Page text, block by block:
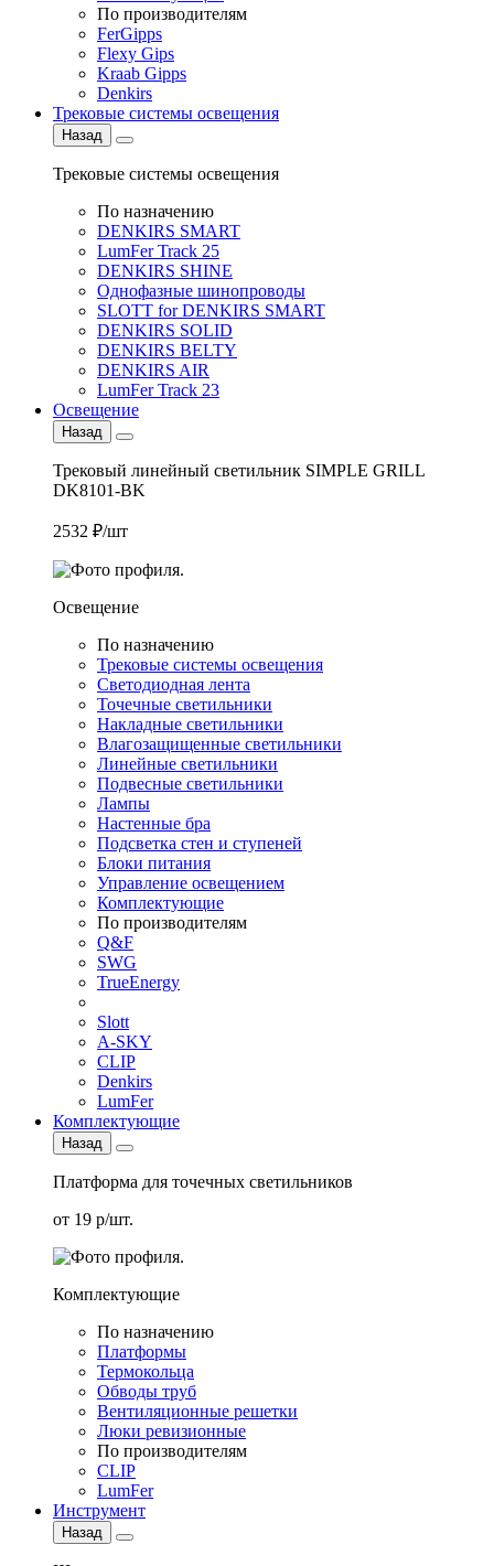
По производителям
FerGipps
Flexy Gips
Kraab Gipps
Denkirs
Трековые системы освещения
Назад
Трековые системы освещения
По назначению
DENKIRS SMART
LumFer Track 25
DENKIRS SHINE
Однофазные шинопроводы
SLOTT for DENKIRS SMART
DENKIRS SOLID
DENKIRS BELTY
DENKIRS AIR
LumFer Track 23
Освещение
Назад
Трековый линейный светильник SIMPLE GRILL
DK8101-BK
2532 ₽/шт
Освещение
По назначению
Трековые системы освещения
Светодиодная лента
Точечные светильники
Накладные светильники
Влагозащищенные светильники
Линейные светильники
Подвесные светильники
Лампы
Настенные бра
Подсветка стен и ступеней
Блоки питания
Управление освещением
Комплектующие
По производителям
Q&F
SWG
TrueEnergy
Slott
A-SKY
CLIP
Denkirs
LumFer
Комплектующие
Назад
Платформа для точечных светильников
от 19 р/шт.
Комплектующие
По назначению
Платформы
Термокольца
Обводы труб
Вентиляционные решетки
Люки ревизионные
По производителям
CLIP
LumFer
Инструмент
Назад